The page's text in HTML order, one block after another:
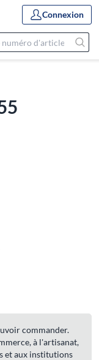
Connexion
commander.
à l'artisanat,
et aux institutions